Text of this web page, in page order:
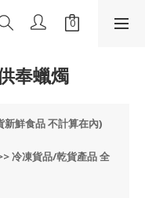
奉蠟燭
鮮食品 不計算在內)
冷凍貨品/乾貨產品 全